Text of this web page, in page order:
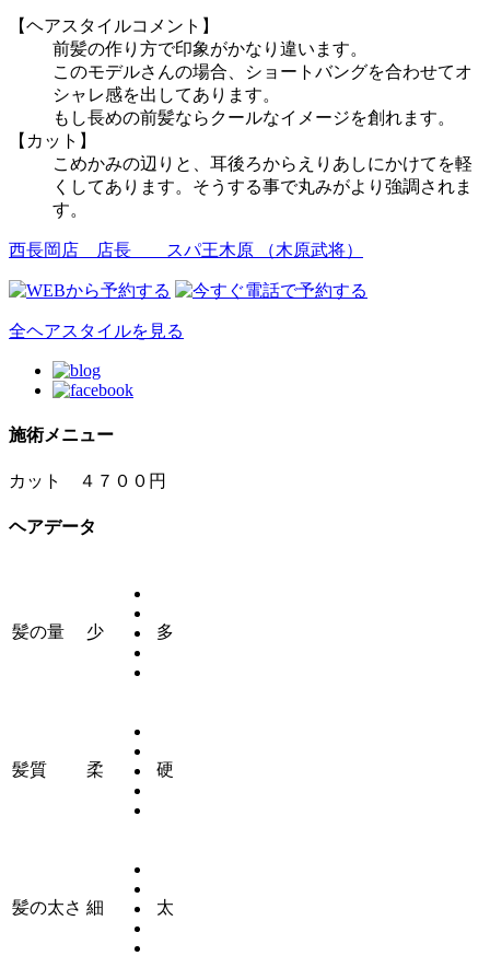
【ヘアスタイルコメント】
前髪の作り方で印象がかなり違います。
このモデルさんの場合、ショートバングを合わせてオ
シャレ感を出してあります。
もし長めの前髪ならクールなイメージを創れます。
【カット】
こめかみの辺りと、耳後ろからえりあしにかけてを軽
くしてあります。そうする事で丸みがより強調されま
す。
西長岡店 店長 スパ王木原 （木原武将）
全ヘアスタイルを見る
施術メニュー
カット ４７００円
ヘアデータ
髪の量 少 多
髪質 柔 硬
髪の太さ 細 太